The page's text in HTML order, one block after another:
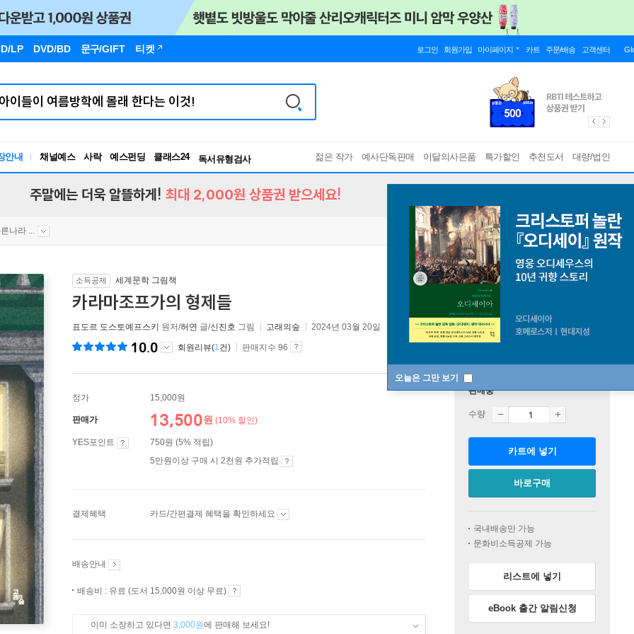
LP DVD/BD 문구/GIFT 티켓 로그인 회원가입 마이페이지 카트 주문/배송 고객센터
안내 채널예스 사락 예스펀딩 클래스24
독서유형검사
RBTI Lab
젊은 작가 예사단독판매 이달의사은품 특가할인 추천도서 대량/법인
오늘은 그만 보기
주말에는 더욱 알뜰하게! 최대 2,000원 상품권 받으세요!
나라 ...
소득공제 세계문학 그림책
카라마조프가의 형제들
표도르 도스토예프스키 원저/허연 글/신진호 그림 고래의숲 2024년 03월 20일
10.0 회원리뷰(1건) 판매지수 96
정가 15,000원
판매가 13,500원 (10% 할인)
YES포인트
750원 (5% 적립)
5만원이상 구매 시 2천원 추가적립
결제혜택 카드/간편결제 혜택을 확인하세요
배송안내
배송비 : 유료 (도서 15,000원 이상 무료)
이미 소장하고 있다면 3,000원에 판매해 보세요!
판매중
수량
카트에 넣기
바로구매
국내배송만 가능
문화비소득공제 가능
리스트에 넣기
eBook 출간 알림신청